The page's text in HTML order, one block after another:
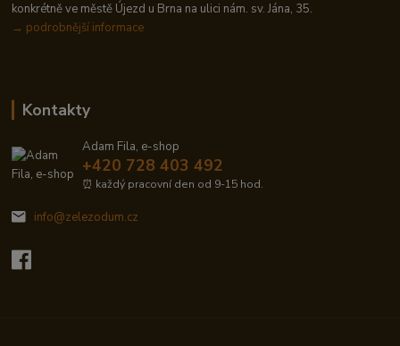
konkrétně ve městě Újezd u Brna na ulici nám. sv. Jána, 35.
→ podrobnější informace
Kontakty
Adam Fila, e-shop
+420 728 403 492
⏰ každý pracovní den od 9-15 hod.
info@zelezodum.cz